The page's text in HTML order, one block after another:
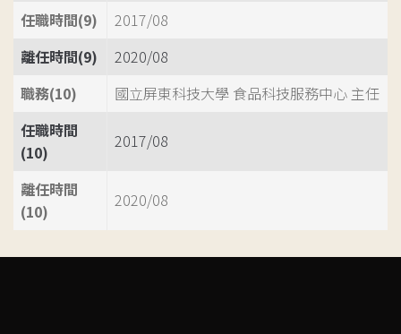
任職時間(9)
2017/08
離任時間(9)
2020/08
職務(10)
國立屏東科技大學 食品科技服務中心 主任
任職時間
(10)
2017/08
離任時間
(10)
2020/08